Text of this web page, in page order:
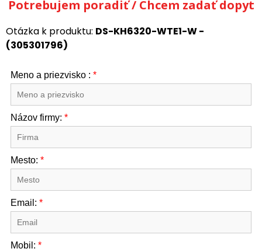
Potrebujem poradiť / Chcem zadať dopyt
Otázka k produktu: DS-KH6320-WTE1-W -
(305301796)